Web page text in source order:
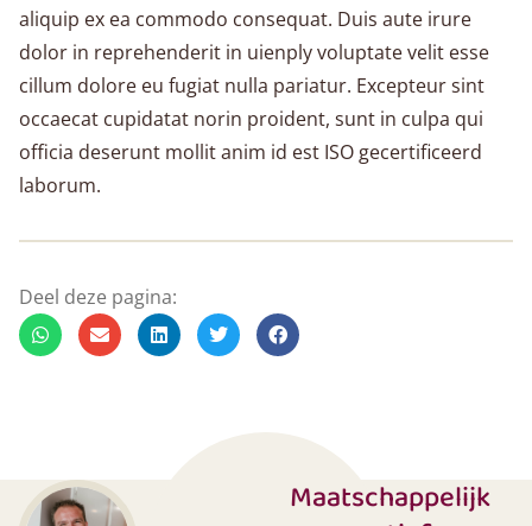
aliquip ex ea commodo consequat. Duis aute irure
dolor in reprehenderit in uienply voluptate velit esse
cillum dolore eu fugiat nulla pariatur. Excepteur sint
occaecat cupidatat norin proident, sunt in culpa qui
officia deserunt mollit anim id est ISO gecertificeerd
laborum.
Deel deze pagina:
Maatschappelijk